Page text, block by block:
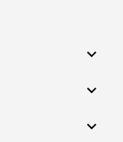
expand_more
expand_more
expand_more